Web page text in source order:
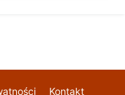
Kontakt